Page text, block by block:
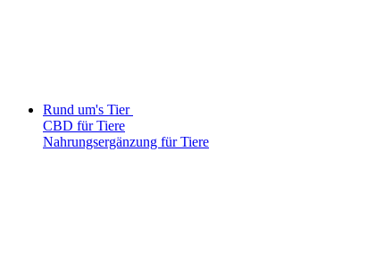
Rund um's Tier
CBD für Tiere
Nahrungsergänzung für Tiere